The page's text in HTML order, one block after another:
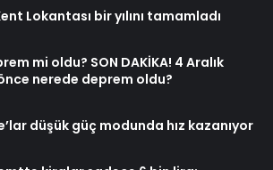
Lokantası bir yılını tamamladı
mi oldu? SON DAKİKA! 4 Aralık
nerede deprem oldu?
düşük güç modunda hız kazanıyor